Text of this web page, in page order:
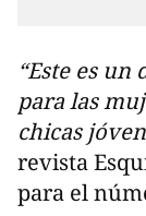
“Este es un
para las
chicas
revista
para el